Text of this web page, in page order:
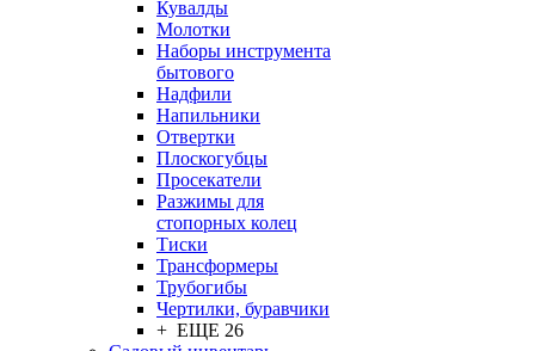
Кувалды
Молотки
Наборы инструмента
бытового
Надфили
Напильники
Отвертки
Плоскогубцы
Просекатели
Разжимы для
стопорных колец
Тиски
Трансформеры
Трубогибы
Чертилки, буравчики
+ ЕЩЕ 26